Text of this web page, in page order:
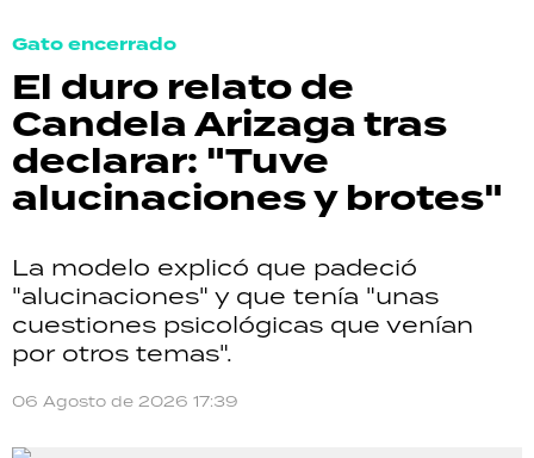
Gato encerrado
El duro relato de
Candela Arizaga tras
declarar: "Tuve
alucinaciones y brotes"
La modelo explicó que padeció
"alucinaciones" y que tenía "unas
cuestiones psicológicas que venían
por otros temas".
06 Agosto de 2026 17:39